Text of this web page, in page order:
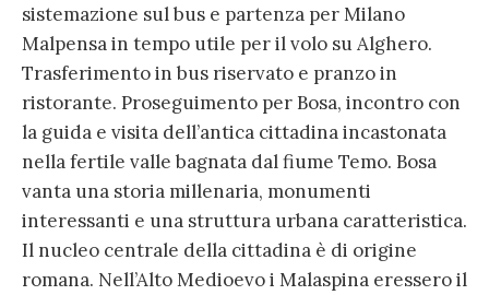
sistemazione sul bus e partenza per Milano
Malpensa in tempo utile per il volo su Alghero.
Trasferimento in bus riservato e pranzo in
ristorante. Proseguimento per Bosa, incontro con
la guida e visita dell’antica cittadina incastonata
nella fertile valle bagnata dal fiume Temo. Bosa
vanta una storia millenaria, monumenti
interessanti e una struttura urbana caratteristica.
Il nucleo centrale della cittadina è di origine
romana. Nell’Alto Medioevo i Malaspina eressero il